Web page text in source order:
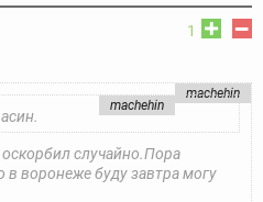
1
machehin
machehin
случайно.Пора
в воронеже буду завтра могу